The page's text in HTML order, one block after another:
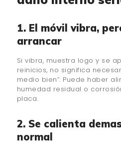
1. El móvil vibra,
arrancar
Si vibra, muestra logo y se
reinicios, no significa
medio bien”. Puede haber
humedad residual o
placa.
2. Se calienta
normal